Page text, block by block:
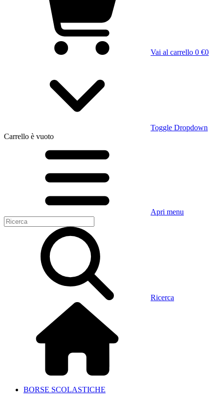
Vai al carrello 0 €0
Toggle Dropdown
Carrello è vuoto
Apri menu
Ricerca
BORSE SCOLASTICHE